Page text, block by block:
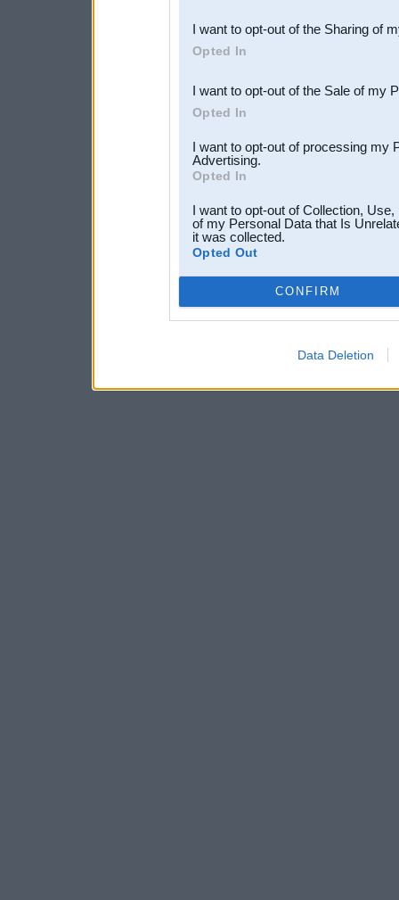
Downstream Participants
third parties.
I want to opt-out of the Sharing of
Opted In
I want to opt-out of the Sale of my
Opted In
I want to opt-out of processing my
Advertising.
Opted In
I want to opt-out of Collection,
of my Personal Data that Is
it was collected.
Opted Out
CONFIRM
Data Deletion